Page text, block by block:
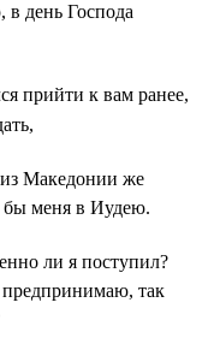
день Господа
прийти к вам ранее,
Македонии же
бы меня в Иудею.
ли я поступил?
так